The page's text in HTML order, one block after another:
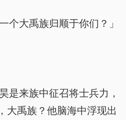
大禹族归顺于你们？」
来族中征召将士兵力，
大禹族？他脑海中浮现出